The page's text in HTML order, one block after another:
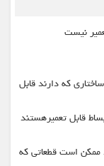
نیست
که دارند قابل
قابل تعمیرهستند
ممکن است قطعاتی که